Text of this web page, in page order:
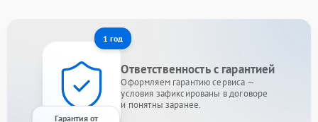
1 год
Гарантия от
Ответственность с гарантией
Оформляем гарантию сервиса —
условия зафиксированы в договоре
и понятны заранее.